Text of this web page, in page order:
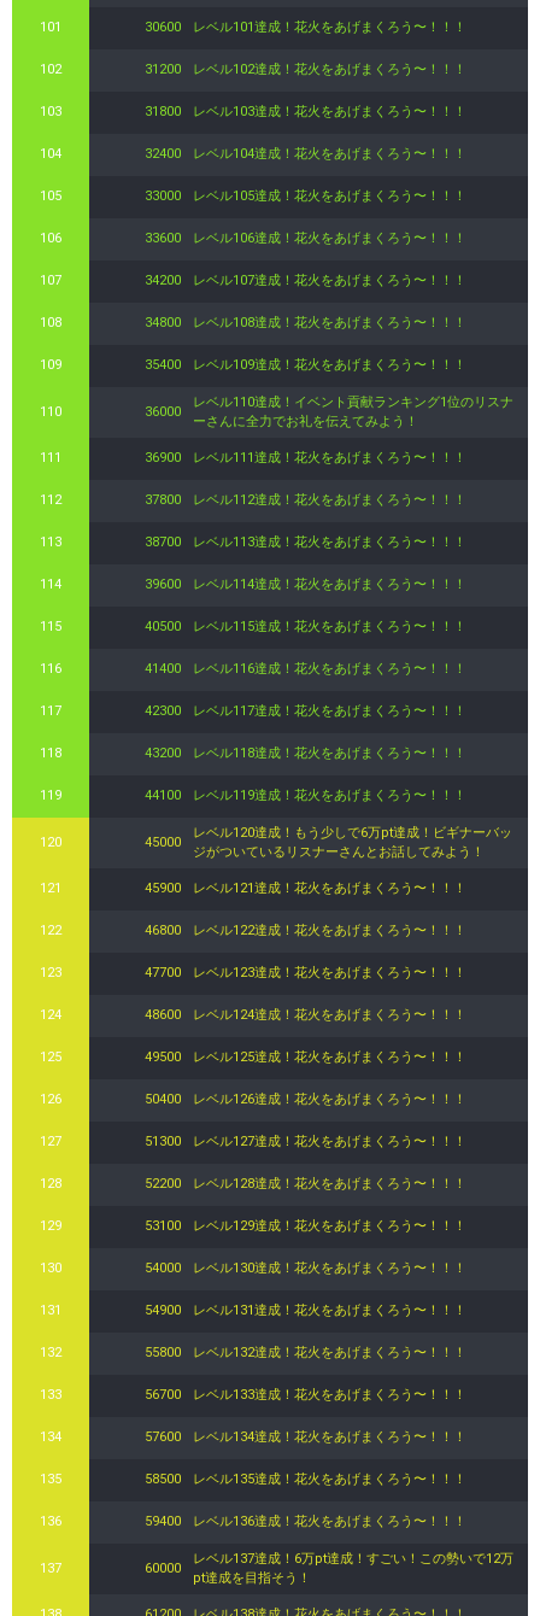
101 30600 レベル101達成！花火をあげまくろう〜！！！
102 31200 レベル102達成！花火をあげまくろう〜！！！
103 31800 レベル103達成！花火をあげまくろう〜！！！
104 32400 レベル104達成！花火をあげまくろう〜！！！
105 33000 レベル105達成！花火をあげまくろう〜！！！
106 33600 レベル106達成！花火をあげまくろう〜！！！
107 34200 レベル107達成！花火をあげまくろう〜！！！
108 34800 レベル108達成！花火をあげまくろう〜！！！
109 35400 レベル109達成！花火をあげまくろう〜！！！
110 36000
レベル110達成！イベント貢献ランキング1位のリスナ
ーさんに全力でお礼を伝えてみよう！
111 36900 レベル111達成！花火をあげまくろう〜！！！
112 37800 レベル112達成！花火をあげまくろう〜！！！
113 38700 レベル113達成！花火をあげまくろう〜！！！
114 39600 レベル114達成！花火をあげまくろう〜！！！
115 40500 レベル115達成！花火をあげまくろう〜！！！
116 41400 レベル116達成！花火をあげまくろう〜！！！
117 42300 レベル117達成！花火をあげまくろう〜！！！
118 43200 レベル118達成！花火をあげまくろう〜！！！
119 44100 レベル119達成！花火をあげまくろう〜！！！
120 45000
レベル120達成！もう少しで6万pt達成！ビギナーバッ
ジがついているリスナーさんとお話してみよう！
121 45900 レベル121達成！花火をあげまくろう〜！！！
122 46800 レベル122達成！花火をあげまくろう〜！！！
123 47700 レベル123達成！花火をあげまくろう〜！！！
124 48600 レベル124達成！花火をあげまくろう〜！！！
125 49500 レベル125達成！花火をあげまくろう〜！！！
126 50400 レベル126達成！花火をあげまくろう〜！！！
127 51300 レベル127達成！花火をあげまくろう〜！！！
128 52200 レベル128達成！花火をあげまくろう〜！！！
129 53100 レベル129達成！花火をあげまくろう〜！！！
130 54000 レベル130達成！花火をあげまくろう〜！！！
131 54900 レベル131達成！花火をあげまくろう〜！！！
132 55800 レベル132達成！花火をあげまくろう〜！！！
133 56700 レベル133達成！花火をあげまくろう〜！！！
134 57600 レベル134達成！花火をあげまくろう〜！！！
135 58500 レベル135達成！花火をあげまくろう〜！！！
136 59400 レベル136達成！花火をあげまくろう〜！！！
137 60000
レベル137達成！6万pt達成！すごい！この勢いで12万
pt達成を目指そう！